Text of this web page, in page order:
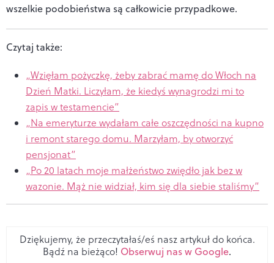
wszelkie podobieństwa są całkowicie przypadkowe.
Czytaj także:
„Wzięłam pożyczkę, żeby zabrać mamę do Włoch na
Dzień Matki. Liczyłam, że kiedyś wynagrodzi mi to
zapis w testamencie”
„Na emeryturze wydałam całe oszczędności na kupno
i remont starego domu. Marzyłam, by otworzyć
pensjonat”
„Po 20 latach moje małżeństwo zwiędło jak bez w
wazonie. Mąż nie widział, kim się dla siebie staliśmy”
Dziękujemy, że przeczytałaś/eś nasz artykuł do końca.
Bądź na bieżąco! Obserwuj nas w Google.